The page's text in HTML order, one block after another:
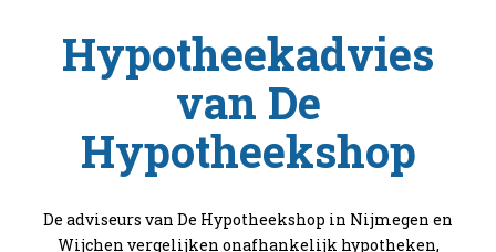
Hypotheekadvies
van De
Hypotheekshop
De adviseurs van De Hypotheekshop in Nijmegen en
Wijchen vergelijken onafhankelijk hypotheken,